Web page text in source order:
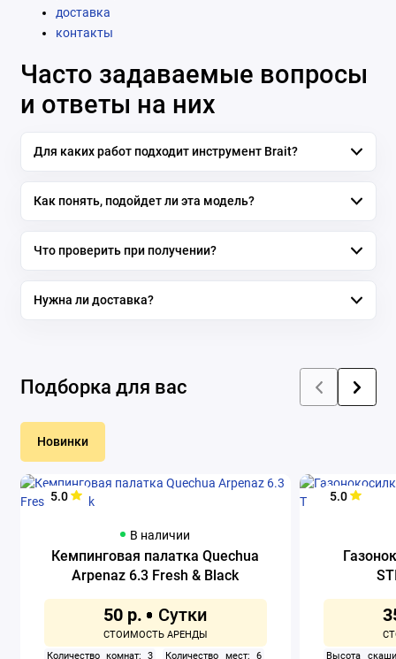
доставка
контакты
Часто задаваемые вопросы
и ответы на них
Для каких работ подходит инструмент Brait?
Как понять, подойдет ли эта модель?
Что проверить при получении?
Нужна ли доставка?
Подборка для вас
Новинки
5.0
В наличии
Кемпинговая палатка Quechua
Arpenaz 6.3 Fresh & Black
50 р.
Количество комнат: 3
Количество мест: 6
5.0
Высота